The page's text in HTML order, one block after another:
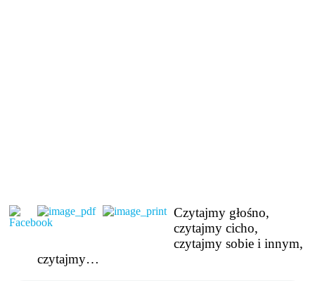
Czytajmy głośno,
czytajmy cicho,
czytajmy sobie i innym,
czytajmy…